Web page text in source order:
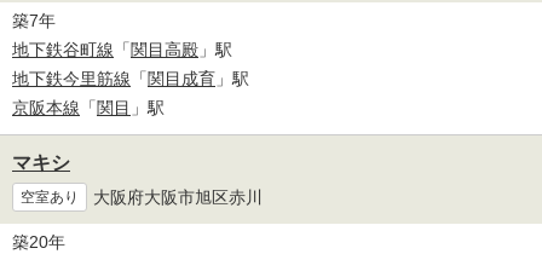
築7年
地下鉄谷町線 「関目高殿 」駅
地下鉄今里筋線 「関目成育 」駅
京阪本線 「関目 」駅
マキシ
空室あり 大阪府大阪市旭区赤川
築20年